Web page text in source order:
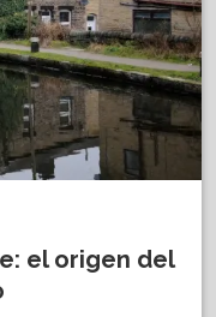
el origen del